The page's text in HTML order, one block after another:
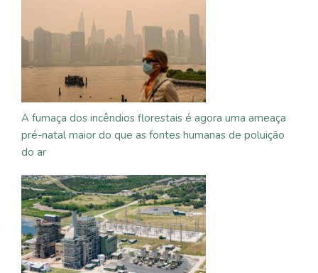
A fumaça dos incêndios florestais é agora uma ameaça
pré-natal maior do que as fontes humanas de poluição
do ar